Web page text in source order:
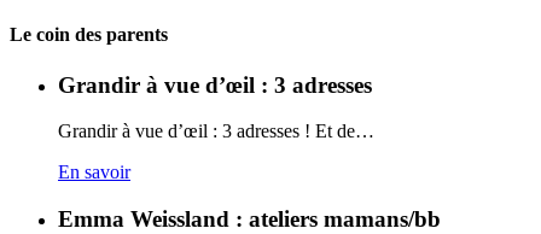
Carto
Le coin des parents
Grandir à vue d’œil : 3 adresses
Grandir à vue d’œil : 3 adresses ! Et de…
En savoir
Emma Weissland : ateliers mamans/bb